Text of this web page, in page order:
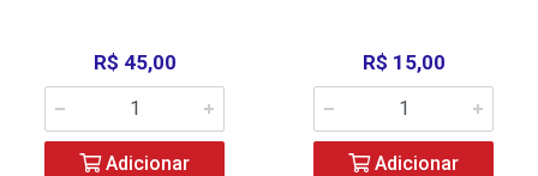
R$ 45,00
Adicionar
R$ 15,00
Adicionar